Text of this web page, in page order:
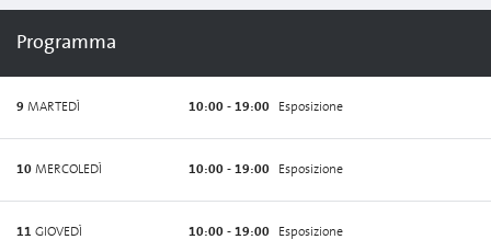
Programma
9 MARTEDÌ 10:00 - 19:00 Esposizione
10 MERCOLEDÌ 10:00 - 19:00 Esposizione
11 GIOVEDÌ 10:00 - 19:00 Esposizione